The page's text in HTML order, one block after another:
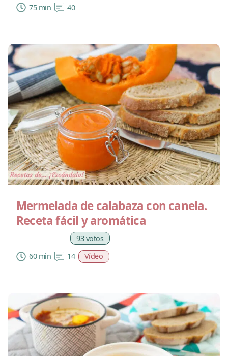
75 min
40
Mermelada de calabaza con canela.
Receta fácil y aromática
93 votos
60 min
14 Vídeo